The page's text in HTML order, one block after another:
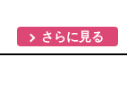
さらに見る